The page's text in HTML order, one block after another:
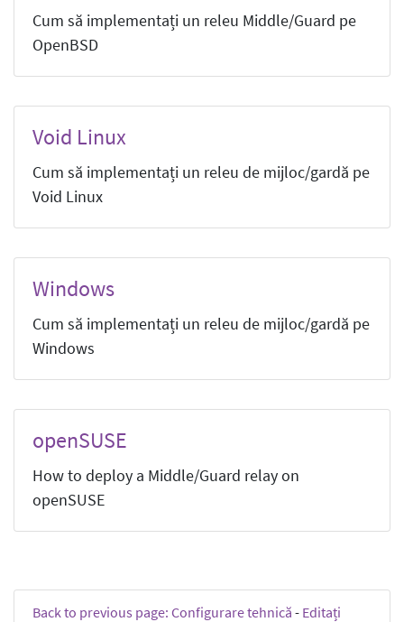
Cum să implementați un releu Middle/Guard pe
OpenBSD
Void Linux
Cum să implementați un releu de mijloc/gardă pe
Void Linux
Windows
Cum să implementați un releu de mijloc/gardă pe
Windows
openSUSE
How to deploy a Middle/Guard relay on
openSUSE
Back to previous page: Configurare tehnică - Editați